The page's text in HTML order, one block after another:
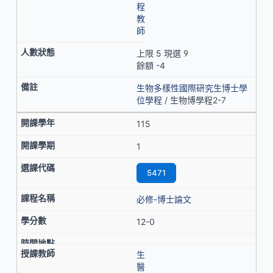
程
教
師
上限 5 現選 9
餘額 -4
生物多樣性國際研究生博士學
位學程 / 生物博學程2-7
115
1
5471
必修-博士論文
12-0
生
醫